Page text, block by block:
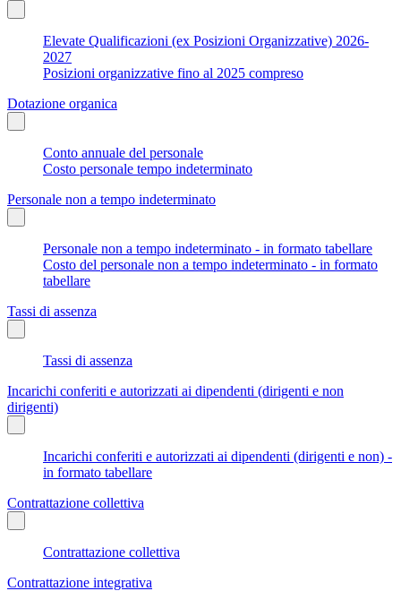
Elevate Qualificazioni (ex Posizioni Organizzative) 2026-
2027
Posizioni organizzative fino al 2025 compreso
Dotazione organica
Conto annuale del personale
Costo personale tempo indeterminato
Personale non a tempo indeterminato
Personale non a tempo indeterminato - in formato tabellare
Costo del personale non a tempo indeterminato - in formato
tabellare
Tassi di assenza
Tassi di assenza
Incarichi conferiti e autorizzati ai dipendenti (dirigenti e non
dirigenti)
Incarichi conferiti e autorizzati ai dipendenti (dirigenti e non) -
in formato tabellare
Contrattazione collettiva
Contrattazione collettiva
Contrattazione integrativa